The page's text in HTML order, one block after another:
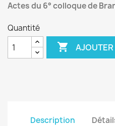
Actes du 6° colloque de
Quantité
 AJOUTER
Description